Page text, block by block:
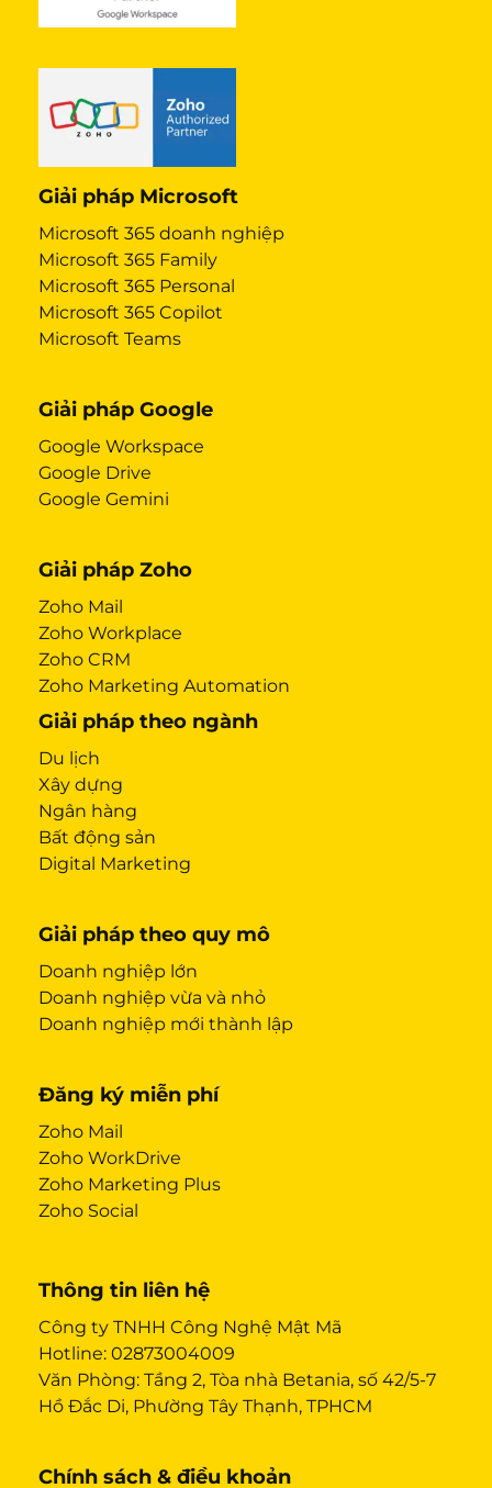
Giải pháp Microsoft
Microsoft 365 doanh nghiệp
Microsoft 365 Family
Microsoft 365 Personal
Microsoft 365 Copilot
Microsoft Teams
Giải pháp Google
Google Workspace
Google Drive
Google Gemini
Giải pháp Zoho
Zoho Mail
Zoho Workplace
Zoho CRM
Zoho Marketing Automation
Giải pháp theo ngành
Du lịch
Xây dựng
Ngân hàng
Bất động sản
Digital Marketing
Giải pháp theo quy mô
Doanh nghiệp lớn
Doanh nghiệp vừa và nhỏ
Doanh nghiệp mới thành lập
Đăng ký miễn phí
Zoho Mail
Zoho WorkDrive
Zoho Marketing Plus
Zoho Social
Thông tin liên hệ
Công ty TNHH Công Nghệ Mật Mã
Hotline: 02873004009
Văn Phòng: Tầng 2, Tòa nhà Betania, số 42/5-7
Hồ Đắc Di, Phường Tây Thạnh, TPHCM
Chính sách & điều khoản